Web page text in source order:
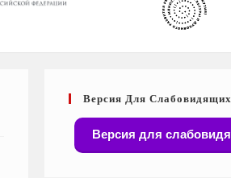
Версия Для Слабовидящих
Версия для